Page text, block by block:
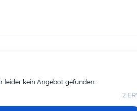
leider kein Angebot gefunden.
2